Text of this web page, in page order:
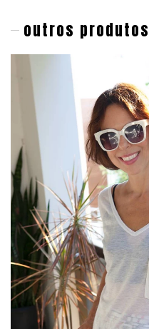
outros